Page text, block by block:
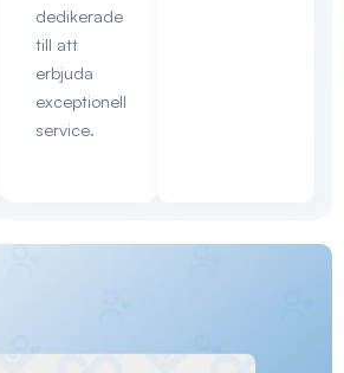
dedikerade
till att
erbjuda
exceptionell
service.